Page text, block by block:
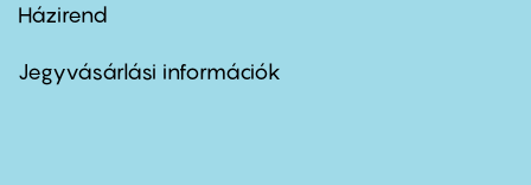
Footer
second
Házirend
Jegyvásárlási információk